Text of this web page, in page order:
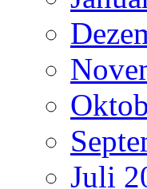
Juli